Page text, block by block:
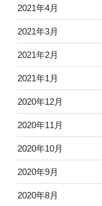
2021年4月
2021年3月
2021年2月
2021年1月
2020年12月
2020年11月
2020年10月
2020年9月
2020年8月